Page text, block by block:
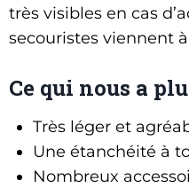
très visibles en cas
secouristes viennent
Ce qui nous a plu
Très léger et
Une étanchéité à
Nombreux